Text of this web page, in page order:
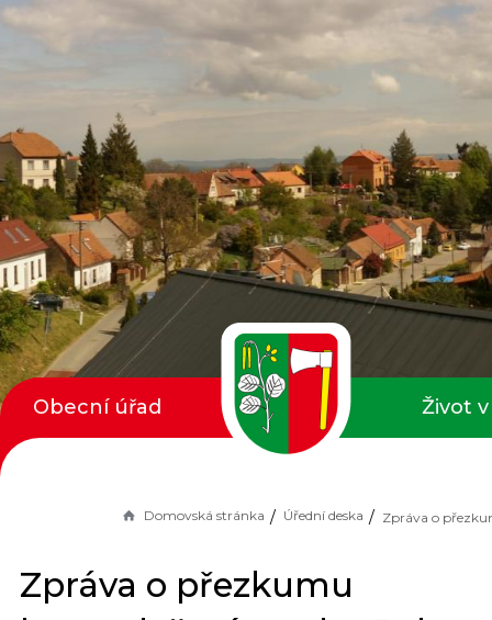
Domovská stránka Úřední deska
Zpráva o přezkumu
Obecní úřad Život